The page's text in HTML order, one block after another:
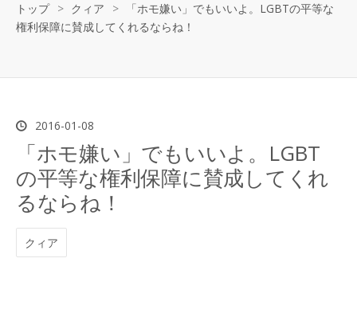
トップ > クィア >
「ホモ嫌い」でもいいよ。LGBTの平等な
権利保障に賛成してくれるならね！
2016-01 -08
「ホモ嫌い」でもいいよ。LGBT
の平等な権利保障に賛成してくれ
るならね！
クィア